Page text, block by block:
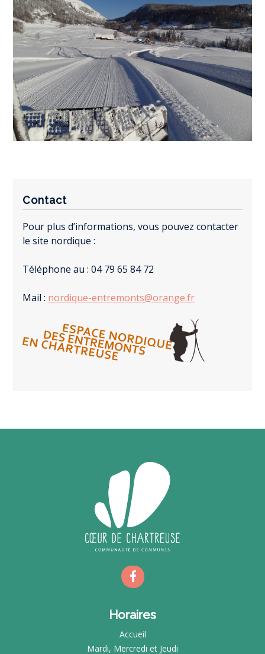
Contact
Pour plus d’informations, vous pouvez contacter
le site nordique :
Téléphone au : 04 79 65 84 72
Mail : nordique-entremonts@orange.fr
Horaires
Accueil
Mardi, Mercredi et Jeudi